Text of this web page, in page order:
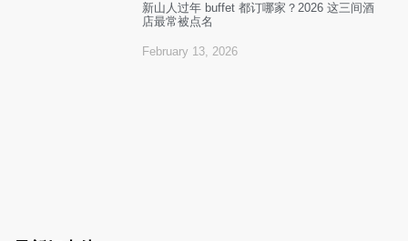
新山人过年 buffet 都订哪家？2026 这三间酒
店最常被点名
February 13, 2026